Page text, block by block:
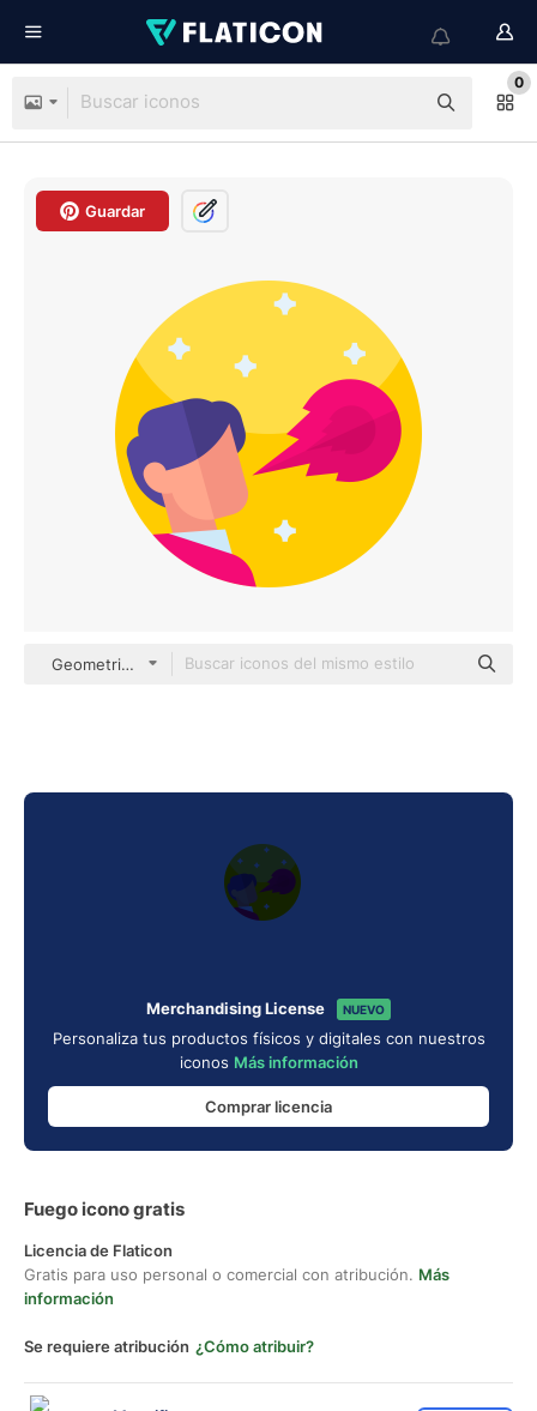
0
Guardar
Geometric Flat Circular Flat
Merchandising License NUEVO
Personaliza tus productos físicos y digitales con nuestros
iconos Más información
Comprar licencia
Fuego icono gratis
Licencia de Flaticon
Gratis para uso personal o comercial con atribución. Más
información
Se requiere atribución ¿Cómo atribuir?